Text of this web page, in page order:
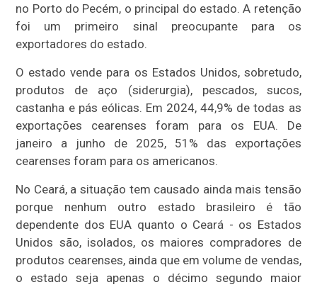
no Porto do Pecém, o principal do estado. A retenção
foi um primeiro sinal preocupante para os
exportadores do estado.
O estado vende para os Estados Unidos, sobretudo,
produtos de aço (siderurgia), pescados, sucos,
castanha e pás eólicas. Em 2024, 44,9% de todas as
exportações cearenses foram para os EUA. De
janeiro a junho de 2025, 51% das exportações
cearenses foram para os americanos.
No Ceará, a situação tem causado ainda mais tensão
porque nenhum outro estado brasileiro é tão
dependente dos EUA quanto o Ceará - os Estados
Unidos são, isolados, os maiores compradores de
produtos cearenses, ainda que em volume de vendas,
o estado seja apenas o décimo segundo maior